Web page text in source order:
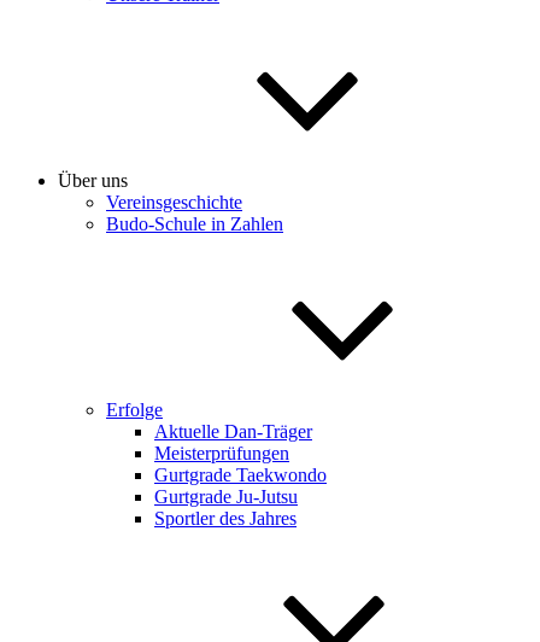
Über uns
Vereinsgeschichte
Budo-Schule in Zahlen
Erfolge
Aktuelle Dan-Träger
Meisterprüfungen
Gurtgrade Taekwondo
Gurtgrade Ju-Jutsu
Sportler des Jahres